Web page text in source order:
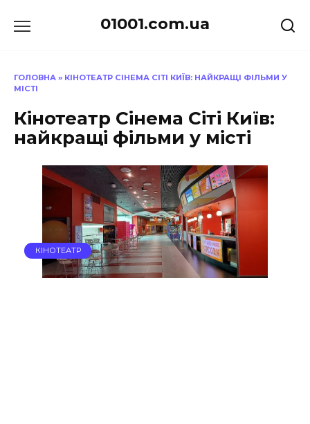
до
01001.com.ua
ГОЛОВНА » КІНОТЕАТР СІНЕМА СІТІ КИЇВ: НАЙКРАЩІ ФІЛЬМИ У
МІСТІ
Кінотеатр Сінема Сіті Київ:
найкращі фільми у місті
КІНОТЕАТР